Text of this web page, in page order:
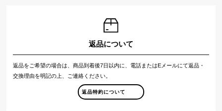
返品について
返品をご希望の場合は、商品到着後7日以内に、電話またはEメールにて返品・
交換理由を明記の上、ご連絡ください。
返品特約について